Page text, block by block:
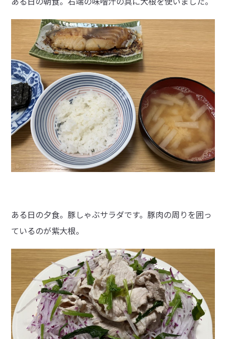
ある日の夕食。豚しゃぶサラダです。豚肉の周りを囲っ
ているのが紫大根。